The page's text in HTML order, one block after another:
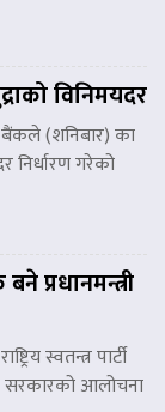
विनिमयदर
बैंकले (शनिबार) का
निर्धारण गरेको
प्रधानमन्त्री
स्वतन्त्र पार्टी
आलोचना